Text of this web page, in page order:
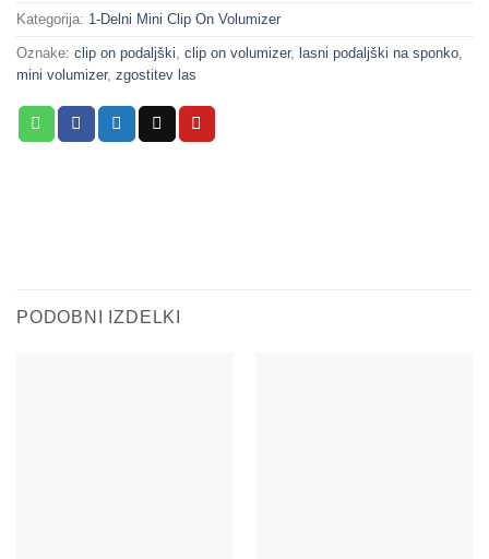
Kategorija: 1-Delni Mini Clip On Volumizer
Oznake: clip on podaljški clip on volumizer, lasni podaljški na sponko
mini volumizer, zgostitev las
PODOBNI IZDELKI